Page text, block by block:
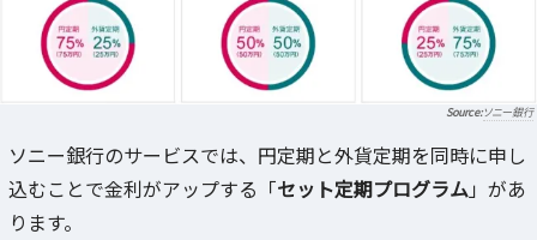
ソニー銀行
ソニー銀行のサービスでは、円定期と外貨定期を同時に申し
込むことで金利がアップする「セット定期プログラム」があ
ります。